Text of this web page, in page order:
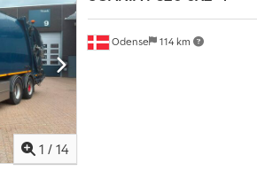
1 / 14
Odense 114 km